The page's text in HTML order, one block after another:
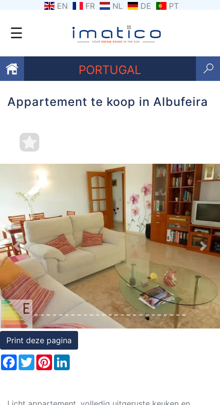
EN FR NL DE PT
☰
PORTUGAL
Favorieten
ons
Contacten
Voorwaarden
Getuigenissen
Rechten
op
onroerend
goed
Appartement te koop in Albufeira
Previous Next
Print deze pagina
Facebook
TwitterPinterest